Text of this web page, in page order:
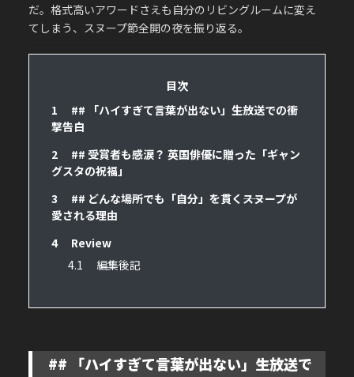
だ。格式高いアワードさえも自分のリビングルームに変え
てしまう、スヌープ節全開の夜を振り返る。
目次
1
## 「ハイすぎて言葉が出ない」――生放送での衝
撃告白
2
## 受賞者も感涙？ 英国俳優に贈った「ギャン
グスタの祝福」
3
## どんな場所でも「自分」を貫く――スヌープが
愛される理由
4
Review
4.1
編集後記
## 「ハイすぎて言葉が出ない」――生放送で